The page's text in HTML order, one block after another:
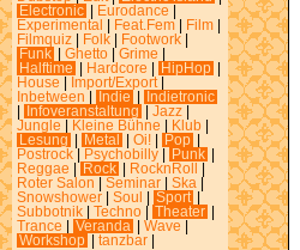
Electronic
Eurodance
Experimental
Feat.Fem Film
Filmquiz
Folk Footwork
Funk
Ghetto Grime
Halftime
Hardcore HipHop
House
Import/Export
Inbetween
Indie
Indietronic
Infoveranstaltung Jazz
Jungle
Kleine Bühne Klub
Lesung
Metal Oi! Pop
Postrock
Psychobilly Punk
Reggae
Rock RocknRoll
Roter Salon
Seminar Ska
Snowshower
Soul Sport
Subbotnik
Techno Theater
Trance
Veranda Wave
Workshop
tanzbar